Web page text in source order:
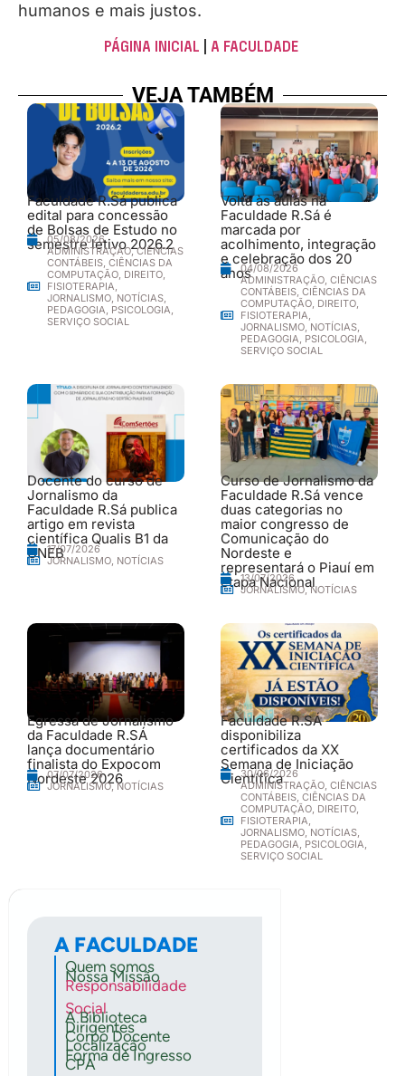
humanos e mais justos.
PÁGINA INICIAL A FACULDADE
VEJA TAMBÉM
Faculdade R.Sá publica
edital para concessão
de Bolsas de Estudo no
semestre letivo 2026.2
05/08/2026
ADMINISTRAÇÃO,CIÊNCIAS
CONTÁBEIS CIÊNCIAS DA
COMPUTAÇÃO DIREITO
FISIOTERAPIA
JORNALISMO NOTÍCIAS
PEDAGOGIA PSICOLOGIA
SERVIÇO SOCIAL
Volta às aulas na
Faculdade R.Sá é
marcada por
acolhimento, integração
e celebração dos 20
anos04/08/2026
ADMINISTRAÇÃO CIÊNCIAS
CONTÁBEIS CIÊNCIAS DA
COMPUTAÇÃO DIREITO
FISIOTERAPIA
JORNALISMO NOTÍCIAS
PEDAGOGIA PSICOLOGIA
SERVIÇO SOCIAL
Docente do curso de
Jornalismo da
Faculdade R.Sá publica
artigo em revista
científica Qualis B1 da
UNEB17/07/2026
JORNALISMO, NOTÍCIAS
Curso de Jornalismo da
Faculdade R.Sá vence
duas categorias no
maior congresso de
Comunicação do
Nordeste e
representará o Piauí em
etapa Nacional
13/07/2026
JORNALISMO,NOTÍCIAS
Egressa de Jornalismo
da Faculdade R.SÁ
lança documentário
finalista do Expocom
Nordeste 2026
07/07/2026
JORNALISMO,NOTÍCIAS
Faculdade R.SÁ
disponibiliza
certificados da XX
Semana de Iniciação
Científica
30/06/2026
ADMINISTRAÇÃO, CIÊNCIAS
CONTÁBEIS, CIÊNCIAS DA
COMPUTAÇÃO, DIREITO,
FISIOTERAPIA,
JORNALISMO, NOTÍCIAS,
PEDAGOGIA, PSICOLOGIA,
SERVIÇO SOCIAL
A FACULDADE
Quem somos
Nossa Missão
Responsabilidade
Social
A Biblioteca
Dirigentes
Corpo Docente
Localização
Forma de Ingresso
CPA